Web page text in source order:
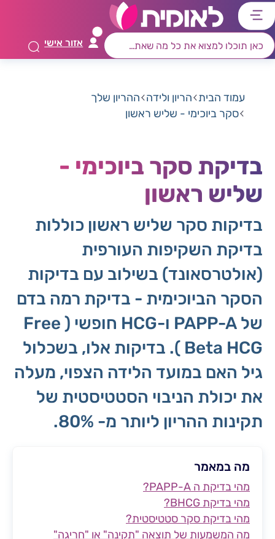
דלג
לתפריט
ראשי
דלג
לרכיב
חיפוש
דלג
לתוכן
מרכזי
דלג
לאזור
קישורים
אזור אישי
עמוד הבית הריון ולידה ההריון שלך
סקר ביוכימי - שליש ראשון
בדיקת סקר ביוכימי -
שליש ראשון
בדיקות סקר שליש ראשון כוללות
בדיקת השקיפות העורפית
(אולטרסאונד) בשילוב עם בדיקות
הסקר הביוכימית - בדיקת רמה בדם
של PAPP-A ו-HCG חופשי ( Free
Beta HCG ). בדיקות אלו, בשכלול
גיל האם במועד הלידה הצפוי, מעלה
את יכולת הניבוי הסטטיסטית של
תקינות ההריון ליותר מ- 80%.
מה במאמר
מהי בדיקת ה PAPP-A?
מהי בדיקת BHCG?
מהי בדיקת סקר סטטיסטית?
מה המשמעות של תוצאה "תקינה" או "חריגה"